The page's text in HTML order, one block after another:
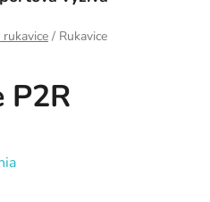
/ Rukavice
P2R